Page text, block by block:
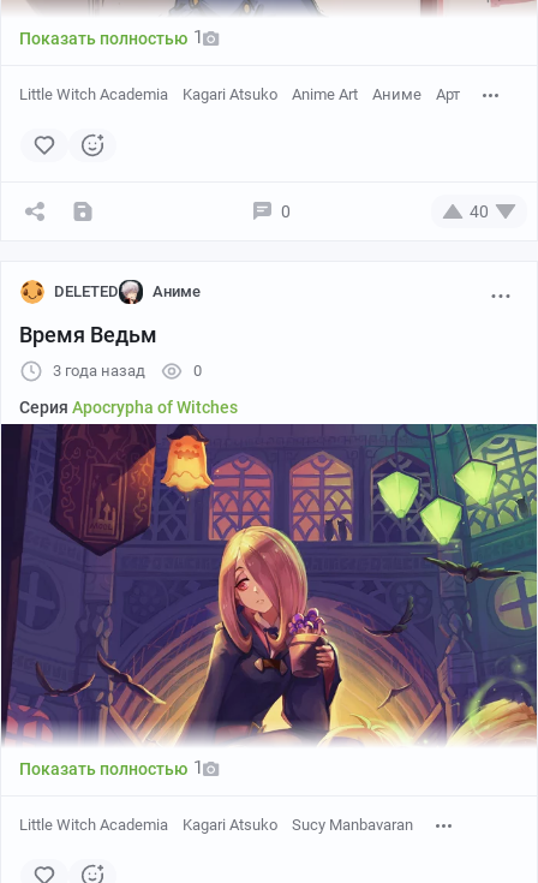
Показать полностью 1
Little Witch Academia Kagari Atsuko Anime Art Аниме Арт
0 40
DELETED Аниме
Время Ведьм
3 года назад 0
Серия Apocrypha of Witches
Показать полностью 1
Little Witch Academia Kagari Atsuko Sucy Manbavaran